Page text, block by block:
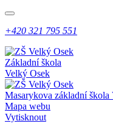
+420 321 795 551
Základní škola
Velký Osek
Masarykova základní škola
Mapa webu
Vytisknout